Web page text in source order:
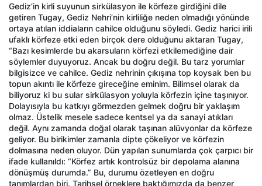
Gediz’in kirli suyunun sirkülasyon ile körfeze girdiğini dile
getiren Tugay, Gediz Nehri’nin kirliliğe neden olmadığı yönünde
ortaya atılan iddiaların cahilce olduğunu söyledi. Gediz harici irili
ufaklı körfeze etki eden birçok dere olduğunu aktaran Tugay,
“Bazı kesimlerde bu akarsuların körfezi etkilemediğine dair
söylemler duyuyoruz. Ancak bu doğru değil. Bu tarz yorumlar
bilgisizce ve cahilce. Gediz nehrinin çıkışına top koysak ben bu
topun akıntı ile körfeze gireceğine eminim. Bilimsel olarak da
biliyoruz ki bu sular sirkülasyon yoluyla körfezin içine taşınıyor.
Dolayısıyla bu katkıyı görmezden gelmek doğru bir yaklaşım
olmaz. Üstelik mesele sadece kentsel ya da sanayi atıkları
değil. Aynı zamanda doğal olarak taşınan alüvyonlar da körfeze
geliyor. Bu birikimler zamanla dipte çökeliyor ve körfezin
dolmasına neden oluyor. Dün yapılan sunumlarda çok çarpıcı bir
ifade kullanıldı: “Körfez artık kontrolsüz bir depolama alanına
dönüşmüş durumda.” Bu, durumu özetleyen en doğru
tanımlardan biri. Tarihsel örneklere baktığımızda da benzer